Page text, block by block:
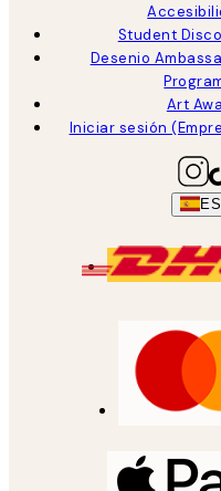
Student
Desenio
Art
Iniciar sesión